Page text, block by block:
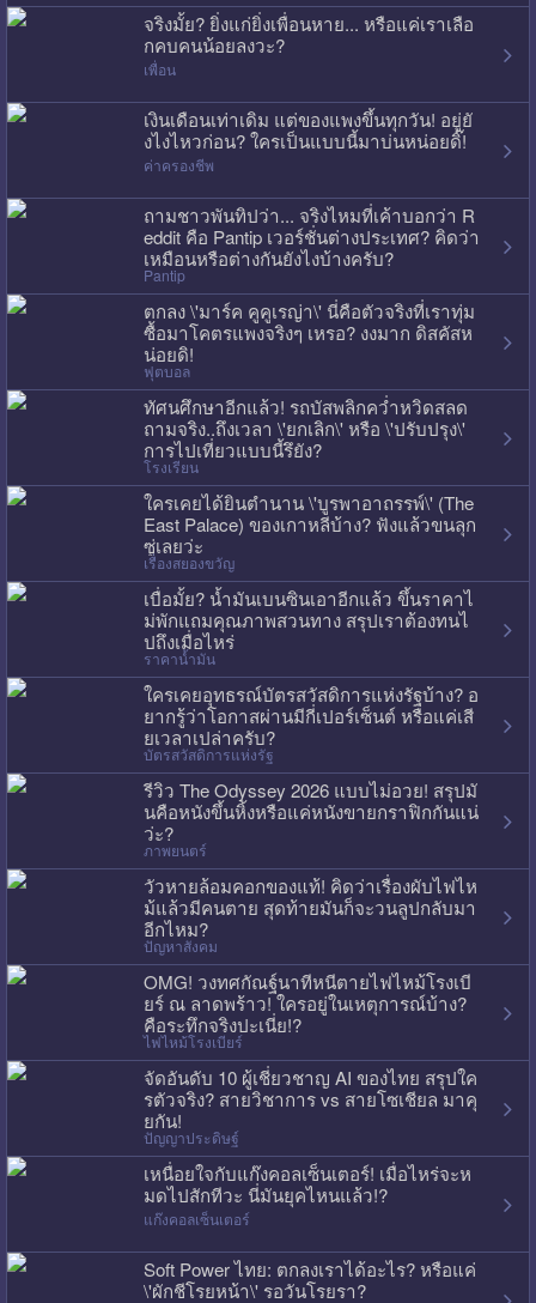
จริงมั้ย? ยิ่งแก่ยิ่งเพื่อนหาย... หรือแค่เราเลือ
กคบคนน้อยลงวะ?
เพื่อน
เงินเดือนเท่าเดิม แต่ของแพงขึ้นทุกวัน! อยู่ยั
งไงไหวก่อน? ใครเป็นแบบนี้มาบ่นหน่อยดิ๊!
ค่าครองชีพ
ถามชาวพันทิปว่า... จริงไหมที่เค้าบอกว่า R
eddit คือ Pantip เวอร์ชั่นต่างประเทศ? คิดว่า
เหมือนหรือต่างกันยังไงบ้างครับ?
Pantip
ตกลง \'มาร์ค คูคูเรญ่า\' นี่คือตัวจริงที่เราทุ่ม
ซื้อมาโคตรแพงจริงๆ เหรอ? งงมาก ดิสคัสห
น่อยดิ!
ฟุตบอล
ทัศนศึกษาอีกแล้ว! รถบัสพลิกคว่ำหวิดสลด
ถามจริง..ถึงเวลา \'ยกเลิก\' หรือ \'ปรับปรุง\'
การไปเที่ยวแบบนี้รึยัง?
โรงเรียน
ใครเคยได้ยินตำนาน \'บูรพาอาถรรพ์\' (The
East Palace) ของเกาหลีบ้าง? ฟังแล้วขนลุก
ซู่เลยว่ะ
เรื่องสยองขวัญ
เบื่อมั้ย? น้ำมันเบนซินเอาอีกแล้ว ขึ้นราคาไ
ม่พักแถมคุณภาพสวนทาง สรุปเราต้องทนไ
ปถึงเมื่อไหร่
ราคาน้ำมัน
ใครเคยอุทธรณ์บัตรสวัสดิการแห่งรัฐบ้าง? อ
ยากรู้ว่าโอกาสผ่านมีกี่เปอร์เซ็นต์ หรือแค่เสี
ยเวลาเปล่าครับ?
บัตรสวัสดิการแห่งรัฐ
รีวิว The Odyssey 2026 แบบไม่อวย! สรุปมั
นคือหนังขึ้นหิ้งหรือแค่หนังขายกราฟิกกันแน่
ว่ะ?
ภาพยนตร์
วัวหายล้อมคอกของแท้! คิดว่าเรื่องผับไฟไห
ม้แล้วมีคนตาย สุดท้ายมันก็จะวนลูปกลับมา
อีกไหม?
ปัญหาสังคม
OMG! วงทศกัณฐ์นาทีหนีตายไฟไหม้โรงเบี
ยร์ ณ ลาดพร้าว! ใครอยู่ในเหตุการณ์บ้าง?
คือระทึกจริงปะเนี่ย!?
ไฟไหม้โรงเบียร์
จัดอันดับ 10 ผู้เชี่ยวชาญ AI ของไทย สรุปใค
รตัวจริง? สายวิชาการ vs สายโซเชียล มาคุ
ยกัน!
ปัญญาประดิษฐ์
เหนื่อยใจกับแก๊งคอลเซ็นเตอร์! เมื่อไหร่จะห
มดไปสักทีวะ นี่มันยุคไหนแล้ว!?
แก๊งคอลเซ็นเตอร์
Soft Power ไทย: ตกลงเราได้อะไร? หรือแค่
\'ผักชีโรยหน้า\' รอวันโรยรา?